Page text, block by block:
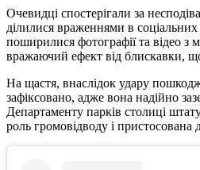
Очевидці спостерігали за
ділилися враженнями в
поширилися фотографії та відео з
вражаючий ефект від блискавки,
На щастя, внаслідок удару
зафіксовано, адже вона надійно
Департаменту парків столиці
роль громовідводу і пристосована